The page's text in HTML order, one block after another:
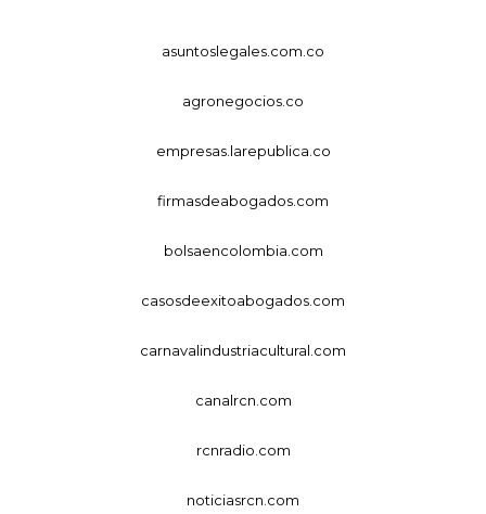
asuntoslegales.com.co
agronegocios.co
empresas.larepublica.co
firmasdeabogados.com
bolsaencolombia.com
casosdeexitoabogados.com
carnavalindustriacultural.com
canalrcn.com
rcnradio.com
noticiasrcn.com